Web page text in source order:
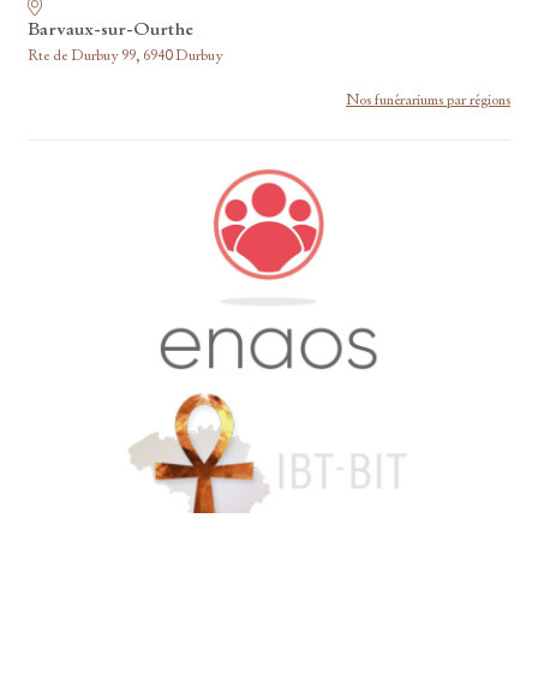
Barvaux-sur-Ourthe
Rte de Durbuy 99, 6940 Durbuy
Nos funérariums par régions